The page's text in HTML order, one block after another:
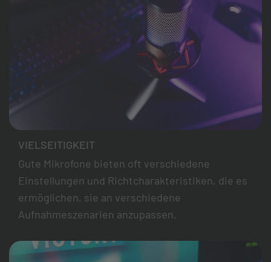
VIELSEITIGKEIT
Gute Mikrofone bieten oft verschiedene
Einstellungen und Richtcharakteristiken, die es
ermöglichen, sie an verschiedene
Aufnahmeszenarien anzupassen.